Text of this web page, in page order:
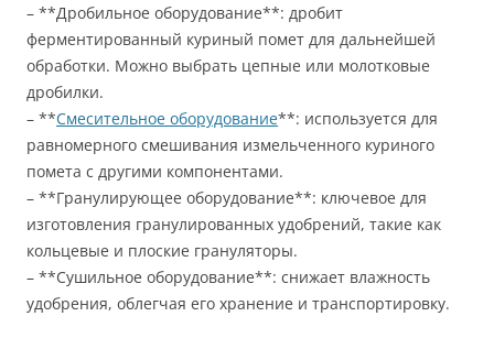
– **Дробильное оборудование**: дробит
ферментированный куриный помет для дальнейшей
обработки. Можно выбрать цепные или молотковые
дробилки.
– **Смесительное оборудование**: используется для
равномерного смешивания измельченного куриного
помета с другими компонентами.
– **Гранулирующее оборудование**: ключевое для
изготовления гранулированных удобрений, такие как
кольцевые и плоские грануляторы.
– **Сушильное оборудование**: снижает влажность
удобрения, облегчая его хранение и транспортировку.